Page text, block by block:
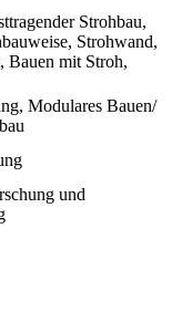
Strohbau,
Strohwand,
Bauen mit Stroh,
Modulares Bauen/
und